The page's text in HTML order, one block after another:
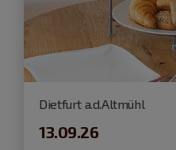
Dietfurt a.d.Altmühl
13.09.26